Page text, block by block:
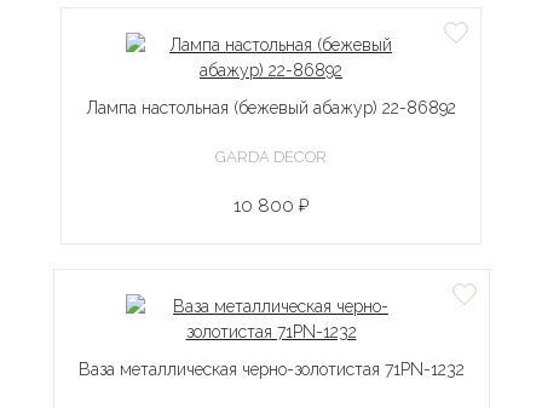
Лампа настольная (бежевый абажур) 22-86892
GARDA DECOR
10 800 ₽
Ваза металлическая черно-золотистая 71PN-1232